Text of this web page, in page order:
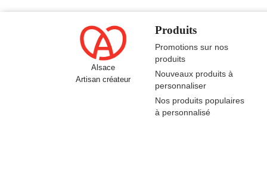
Alsace
Artisan créateur
Produits
Promotions sur nos
produits
Nouveaux produits à
personnaliser
Nos produits populaires
à personnalisé